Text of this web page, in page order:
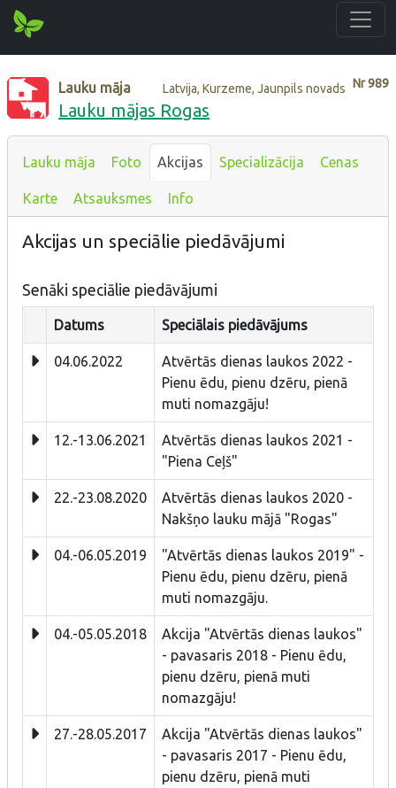
Nr989
Lauku māja Latvija, Kurzeme, Jaunpils novads
Lauku mājas Rogas
Lauku māja Foto Akcijas Specializācija Cenas
Karte Atsauksmes Info
Akcijas un speciālie piedāvājumi
Senāki speciālie piedāvājumi
Datums Speciālais piedāvājums
04.06.2022
Atvērtās dienas laukos 2022 -
Pienu ēdu, pienu dzēru, pienā
muti nomazgāju!
12.-13.06.2021
Atvērtās dienas laukos 2021 -
"Piena Ceļš"
22.-23.08.2020
Atvērtās dienas laukos 2020 -
Nakšņo lauku mājā "Rogas"
04.-06.05.2019
"Atvērtās dienas laukos 2019" -
Pienu ēdu, pienu dzēru, pienā
muti nomazgāju.
04.-05.05.2018
Akcija "Atvērtās dienas laukos"
- pavasaris 2018 - Pienu ēdu,
pienu dzēru, pienā muti
nomazgāju!
27.-28.05.2017
Akcija "Atvērtās dienas laukos"
- pavasaris 2017 - Pienu ēdu,
pienu dzēru, pienā muti